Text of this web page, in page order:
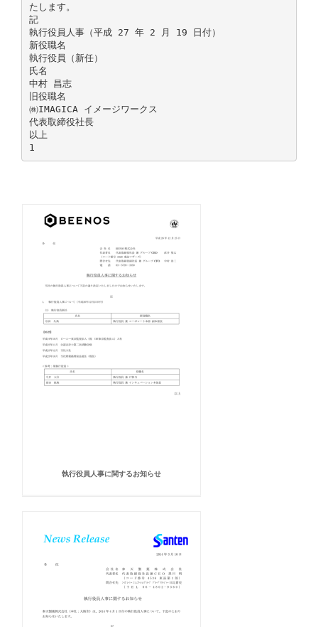
たします。
記
執行役員人事（平成 27 年 2 月 19 日付）
新役職名
執行役員（新任）
氏名
中村 昌志
旧役職名
㈱IMAGICA イメージワークス
代表取締役社長
以上
執行役員人事に関するお知らせ